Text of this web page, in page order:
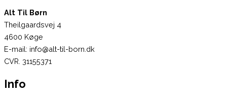
Alt Til Børn
Theilgaardsvej 4
4600 Køge
E-mail: info@alt-til-born.dk
CVR. 31155371
Info